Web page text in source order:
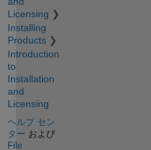
Licensing
Installing
Products
Introduction
to
Installation
and
Licensing
ヘルプ セン
ター および
File